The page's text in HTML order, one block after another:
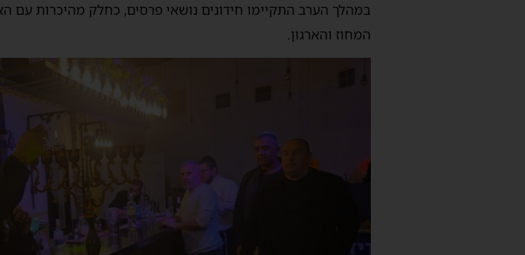
במהלך הערב התקיימו חידונים נושאי פרסים, כחלק מהיכרות עם
המחוז והארגון.